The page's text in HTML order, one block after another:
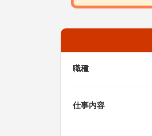
職種
仕事内容